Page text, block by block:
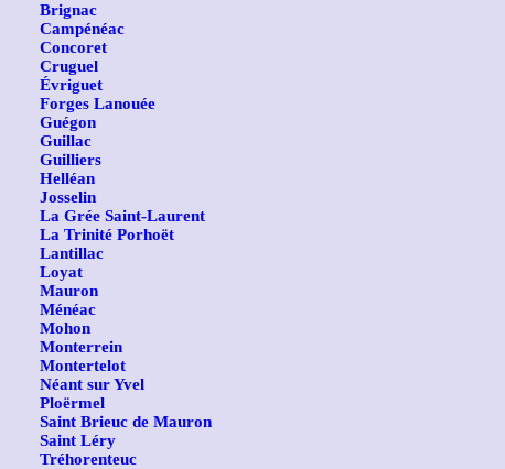
Brignac
Campénéac
Concoret
Cruguel
Évriguet
Forges Lanouée
Guégon
Guillac
Guilliers
Helléan
Josselin
La Grée Saint-Laurent
La Trinité Porhoët
Lantillac
Loyat
Mauron
Ménéac
Mohon
Monterrein
Montertelot
Néant sur Yvel
Ploërmel
Saint Brieuc de Mauron
Saint Léry
Tréhorenteuc